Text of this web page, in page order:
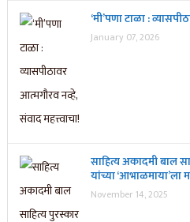
‘मी’पणा टाळा :
January 07, 2026
साहित्य अकादमी बाल
यांच्या ‘आभाळमाया’ला
November 14, 2025